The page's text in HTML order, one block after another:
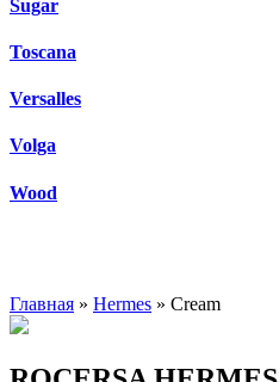
Sugar
Toscana
Versalles
Volga
Wood
Главная » Hermes » Cream